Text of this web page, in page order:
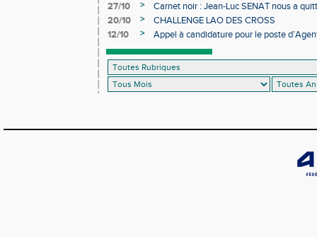
27/10
>
Carnet noir : Jean-Luc SENAT nous a
20/10
>
CHALLENGE LAO DES CROSS
12/10
>
Appel à candidature pour le poste